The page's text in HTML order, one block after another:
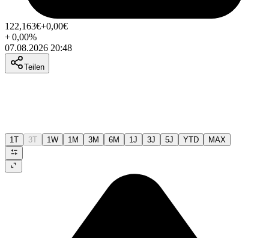
122,163€+0,00€
+0,00%
07.08.2026 20:48
Teilen
1T 3T 1W 1M 3M 6M 1J 3J 5J YTD MAX